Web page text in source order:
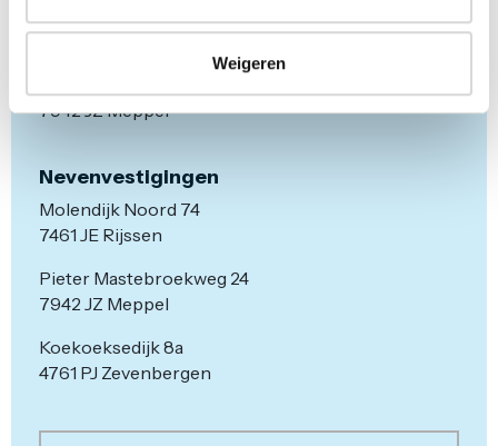
Weigeren
Hoofdvestiging
7942 JZ Meppel
Nevenvestigingen
Molendijk Noord 74
7461 JE Rijssen
Pieter Mastebroekweg 24
7942 JZ Meppel
Koekoeksedijk 8a
4761 PJ Zevenbergen